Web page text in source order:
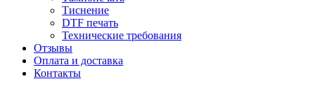
Тиснение
DTF печать
Технические требования
Отзывы
Оплата и доставка
Контакты